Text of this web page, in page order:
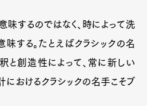
味するのではなく、時によって洗
する。たとえばクラシックの名
と創造性によって、常に新しい
におけるクラシックの名手こそブ